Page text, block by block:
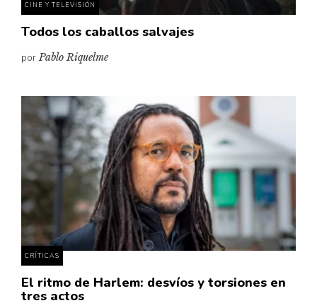
CINE Y TELEVISIÓN
Todos los caballos salvajes
porPablo Riquelme
CRÍTICAS
El ritmo de Harlem: desvíos y torsiones en
tres actos